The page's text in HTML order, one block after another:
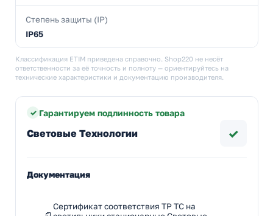
Степень защиты (IP)
IP65
Классификация ETIM приведена справочно. Shop220 не несёт
ответственности за её точность и полноту — ориентируйтесь на
технические характеристики и документацию производителя.
Гарантируем подлинность товара
Световые Технологии ✓
Документация
Сертификат соответствия ТР ТС на